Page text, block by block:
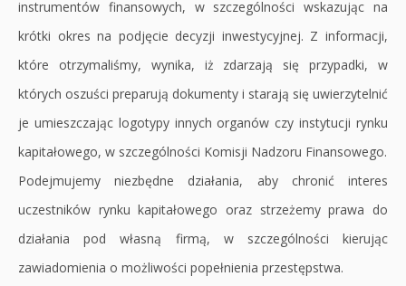
instrumentów finansowych, w szczególności wskazując na
krótki okres na podjęcie decyzji inwestycyjnej. Z informacji,
które otrzymaliśmy, wynika, iż zdarzają się przypadki, w
których oszuści preparują dokumenty i starają się uwierzytelnić
je umieszczając logotypy innych organów czy instytucji rynku
kapitałowego, w szczególności Komisji Nadzoru Finansowego.
Podejmujemy niezbędne działania, aby chronić interes
uczestników rynku kapitałowego oraz strzeżemy prawa do
działania pod własną firmą, w szczególności kierując
zawiadomienia o możliwości popełnienia przestępstwa.